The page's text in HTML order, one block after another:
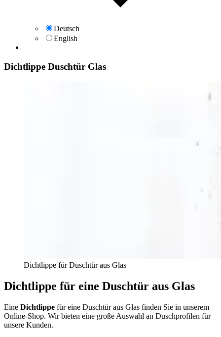
Deutsch
English
Dichtlippe Duschtür Glas
Dichtlippe für Duschtür aus Glas
Dichtlippe für eine Duschtür aus Glas
Eine Dichtlippe für eine Duschtür aus Glas finden Sie in unserem
Online-Shop. Wir bieten eine große Auswahl an Duschprofilen für
unsere Kunden.